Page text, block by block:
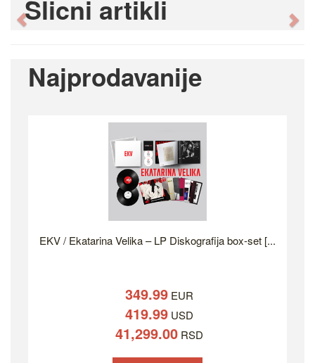
Slicni artikli
Previous
Najprodavanije
EKV / Ekatarina Velika – LP Diskografija box-set [...
349.99 EUR
419.99 USD
41,299.00 RSD